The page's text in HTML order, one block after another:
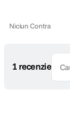
Cod producator
Niciun Contra
1 recenzie